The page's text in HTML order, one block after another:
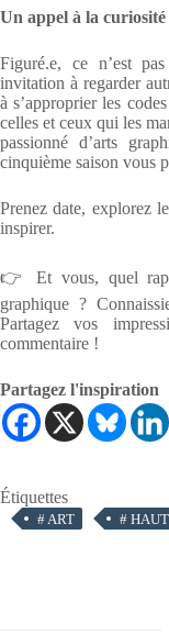
Un appel à la
Figuré.e, ce n’est
invitation à regarder
à s’approprier les
celles et ceux qui les
passionné d’arts
cinquième saison vous
Prenez date, explorez
inspirer.
👉 Et vous, quel
graphique ?
Partagez vos
commentaire !
Partagez l'inspiration
Étiquettes
# ART #